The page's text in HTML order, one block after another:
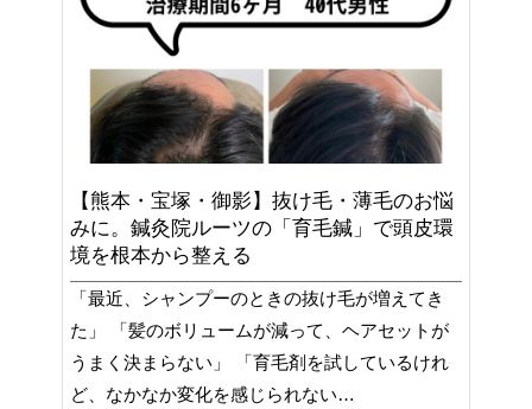
【熊本・宝塚・御影】抜け毛・薄毛のお悩
みに。鍼灸院ルーツの「育毛鍼」で頭皮環
境を根本から整える
「最近、シャンプーのときの抜け毛が増えてき
た」 「髪のボリュームが減って、ヘアセットが
うまく決まらない」 「育毛剤を試しているけれ
ど、なかなか変化を感じられない…